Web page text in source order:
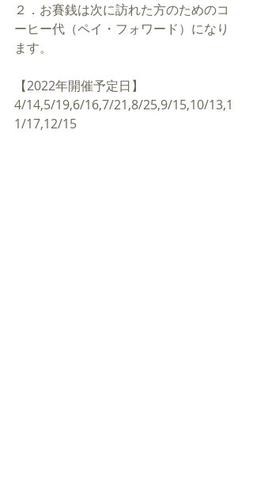
２．お賽銭は次に訪れた方のためのコ
ーヒー代（ペイ・フォワード）になり
ます。
【2022年開催予定日】
4/14,5/19,6/16,7/21,8/25,9/15,10/13,1
1/17,12/15